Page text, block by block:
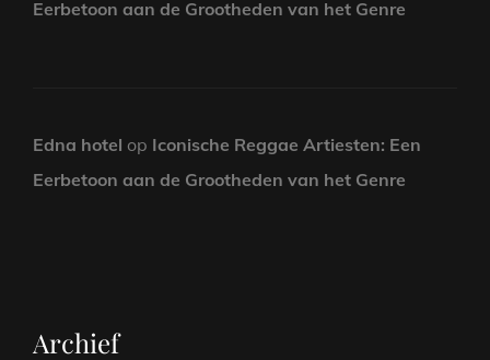
Eerbetoon aan de Grootheden van het Genre
Edna hotel op Iconische Reggae Artiesten: Een
Eerbetoon aan de Grootheden van het Genre
Archief